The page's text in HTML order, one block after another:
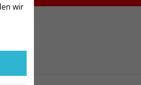
wir